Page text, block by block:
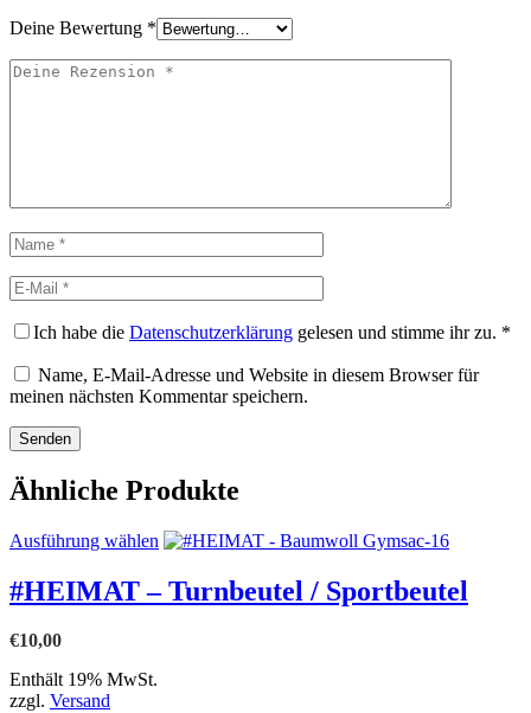
Deine Bewertung *
Deine
Name
E-
Mail
Ich habe die Datenschutzerklärung gelesen und stimme ihr zu. *
Name, E-Mail-Adresse und Website in diesem Browser für
meinen nächsten Kommentar speichern.
Ähnliche Produkte
Ausführung wählen Dieses
weist
mehrere
#HEIMAT – Turnbeutel / Sportbeutel
€10,00
Enthält 19% MwSt.
zzgl. Versand